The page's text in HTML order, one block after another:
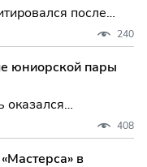
после
сухую победу
раунде
Showdown,
— в древнем
240
юниорской пары
оказался
теннисистов:
завершили
разрядов,
408
в